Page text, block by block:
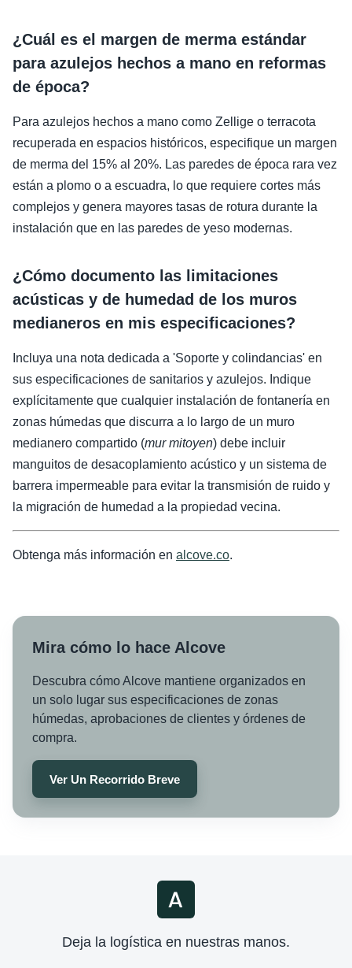
¿Cuál es el margen de merma estándar
para azulejos hechos a mano en reformas
de época?
Para azulejos hechos a mano como Zellige o terracota
recuperada en espacios históricos, especifique un margen
de merma del 15% al 20%. Las paredes de época rara vez
están a plomo o a escuadra, lo que requiere cortes más
complejos y genera mayores tasas de rotura durante la
instalación que en las paredes de yeso modernas.
¿Cómo documento las limitaciones
acústicas y de humedad de los muros
medianeros en mis especificaciones?
Incluya una nota dedicada a 'Soporte y colindancias' en
sus especificaciones de sanitarios y azulejos. Indique
explícitamente que cualquier instalación de fontanería en
zonas húmedas que discurra a lo largo de un muro
medianero compartido (mur mitoyen) debe incluir
manguitos de desacoplamiento acústico y un sistema de
barrera impermeable para evitar la transmisión de ruido y
la migración de humedad a la propiedad vecina.
Obtenga más información en alcove.co.
Mira cómo lo hace Alcove
Descubra cómo Alcove mantiene organizados en
un solo lugar sus especificaciones de zonas
húmedas, aprobaciones de clientes y órdenes de
compra.
Ver Un Recorrido Breve
Deja la logística en nuestras manos.